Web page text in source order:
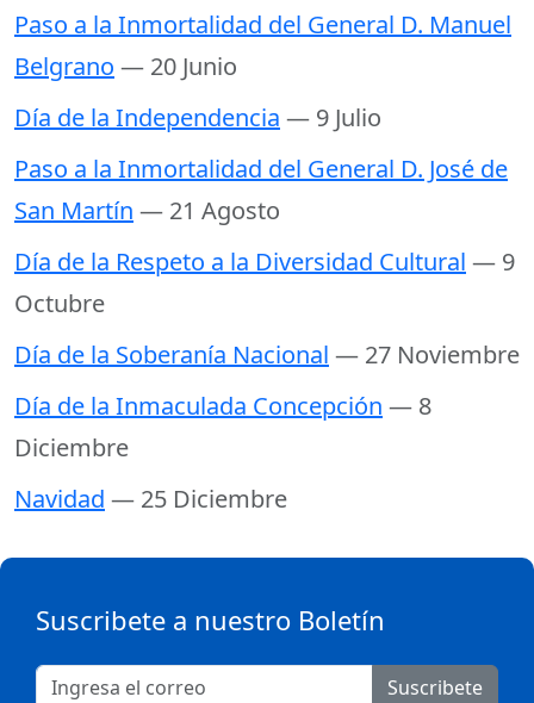
Paso a la Inmortalidad del General D. Manuel
Belgrano — 20 Junio
Día de la Independencia — 9 Julio
Paso a la Inmortalidad del General D. José de
San Martín — 21 Agosto
Día de la Respeto a la Diversidad Cultural — 9
Octubre
Día de la Soberanía Nacional — 27 Noviembre
Día de la Inmaculada Concepción — 8
Diciembre
Navidad — 25 Diciembre
Suscribete a nuestro Boletín
Suscribete